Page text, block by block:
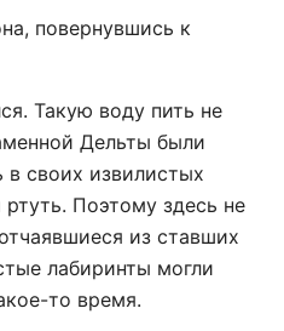
повернувшись к
Такую воду пить не
Дельты были
своих извилистых
Поэтому здесь не
из ставших
лабиринты могли
то время.